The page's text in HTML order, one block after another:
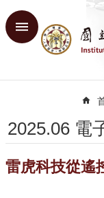
跳到主要內容區塊
進
首
頁
大
2025.06 電
雷虎科技從遙